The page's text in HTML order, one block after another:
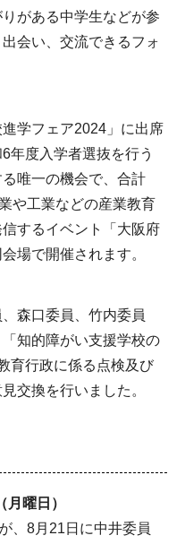
がある中学生などが参
会い、交流できるフォ
学フェア2024」に出席
年度入学者選抜を行う
唯一の機会で、合計
や工業などの産業教育
するイベント「大阪府
場で開催されます。
森口委員、竹内委員
知的障がい支援学校の
育行政に係る点検及び
交換を行いました。
曜日）
、8月21日に中井委員